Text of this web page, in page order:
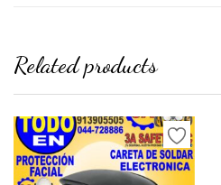
Related products